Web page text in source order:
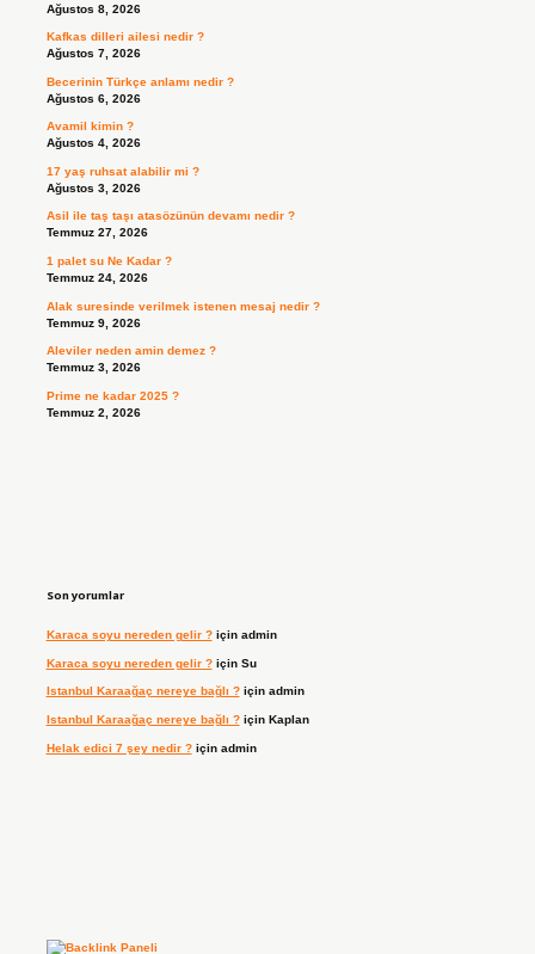
Ağustos 8, 2026
Kafkas dilleri ailesi nedir ?
Ağustos 7, 2026
Becerinin Türkçe anlamı nedir ?
Ağustos 6, 2026
Avamil kimin ?
Ağustos 4, 2026
17 yaş ruhsat alabilir mi ?
Ağustos 3, 2026
Asil ile taş taşı atasözünün devamı nedir ?
Temmuz 27, 2026
1 palet su Ne Kadar ?
Temmuz 24, 2026
Alak suresinde verilmek istenen mesaj nedir ?
Temmuz 9, 2026
Aleviler neden amin demez ?
Temmuz 3, 2026
Prime ne kadar 2025 ?
Temmuz 2, 2026
Son yorumlar
Karaca soyu nereden gelir ?için admin
Karaca soyu nereden gelir ?için Su
Istanbul Karaağaç nereye bağlı ?için admin
Istanbul Karaağaç nereye bağlı ?için Kaplan
Helak edici 7 şey nedir ?için admin